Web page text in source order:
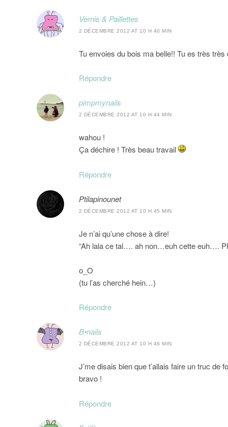
Vernis & Paillettes
2 DÉCEMBRE 2012 AT 10 H 40 MIN
Tu envoies du bois ma belle!! Tu es très très
Répondre
pimpmynails
2 DÉCEMBRE 2012 AT 10 H 44 MIN
wahou !
Ça déchire ! Très beau travail
Répondre
Ptilapinounet
2 DÉCEMBRE 2012 AT 10 H 45 MIN
Je n’ai qu’une chose à dire!
“Ah lala ce tal…. ah non…euh cette euh….
o_O
(tu l’as cherché hein…)
Répondre
B•nails
2 DÉCEMBRE 2012 AT 10 H 46 MIN
J’me disais bien que t’allais faire un truc
bravo !
Répondre